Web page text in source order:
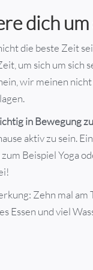
dich
die beste Zeit
um sich um sich
wir meinen
in Bewegung
aktiv zu sein.
Beispiel Yoga
Zehn mal
Essen und viel